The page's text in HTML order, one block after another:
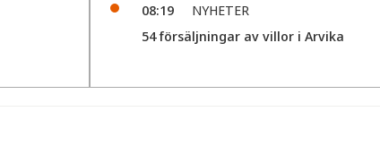
08:19
NYHETER
54 försäljningar av villor i Arvika